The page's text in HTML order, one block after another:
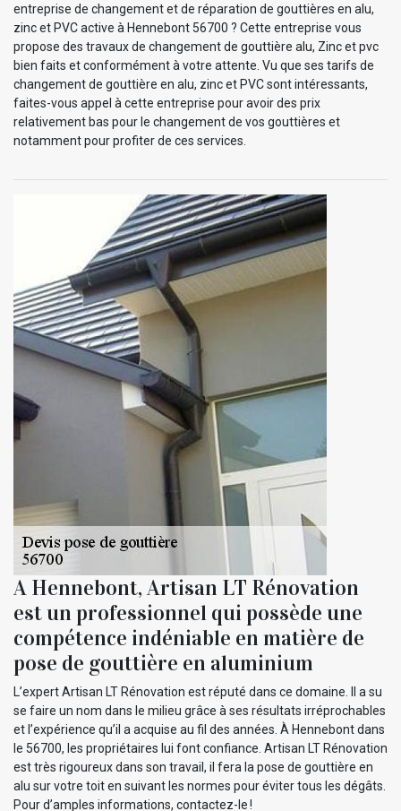
entreprise de changement et de réparation de gouttières en alu,
zinc et PVC active à Hennebont 56700 ? Cette entreprise vous
propose des travaux de changement de gouttière alu, Zinc et pvc
bien faits et conformément à votre attente. Vu que ses tarifs de
changement de gouttière en alu, zinc et PVC sont intéressants,
faites-vous appel à cette entreprise pour avoir des prix
relativement bas pour le changement de vos gouttières et
notamment pour profiter de ces services.
A Hennebont, Artisan LT Rénovation
est un professionnel qui possède une
compétence indéniable en matière de
pose de gouttière en aluminium
L’expert Artisan LT Rénovation est réputé dans ce domaine. Il a su
se faire un nom dans le milieu grâce à ses résultats irréprochables
et l’expérience qu’il a acquise au fil des années. À Hennebont dans
le 56700, les propriétaires lui font confiance. Artisan LT Rénovation
est très rigoureux dans son travail, il fera la pose de gouttière en
alu sur votre toit en suivant les normes pour éviter tous les dégâts.
Pour d’amples informations, contactez-le !